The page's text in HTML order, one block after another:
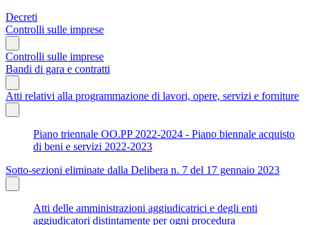
Decreti
Controlli sulle imprese
Controlli sulle imprese
Bandi di gara e contratti
Atti relativi alla programmazione di lavori, opere, servizi e forniture
Piano triennale OO.PP 2022-2024 - Piano biennale acquisto
di beni e servizi 2022-2023
Sotto-sezioni eliminate dalla Delibera n. 7 del 17 gennaio 2023
Atti delle amministrazioni aggiudicatrici e degli enti
aggiudicatori distintamente per ogni procedura